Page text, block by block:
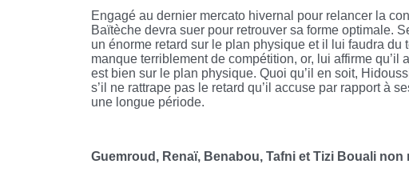
Engagé au dernier mercato hivernal pour relancer la
Baïtèche devra suer pour retrouver sa forme optimale.
un énorme retard sur le plan physique et il lui faudra du
manque terriblement de compétition, or, lui affirme qu’il
est bien sur le plan physique. Quoi qu’il en soit,
s’il ne rattrape pas le retard qu’il accuse par rapport à
une longue période.
Guemroud, Renaï, Benabou, Tafni et Tizi Bouali non